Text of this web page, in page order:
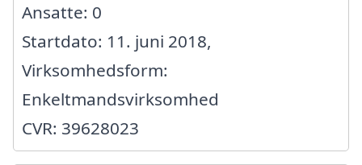
Ansatte: 0
Startdato: 11. juni 2018,
Virksomhedsform:
Enkeltmandsvirksomhed
CVR: 39628023